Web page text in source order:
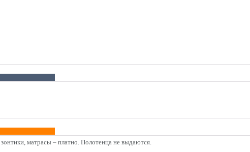
матрасы – платно. Полотенца не выдаются.